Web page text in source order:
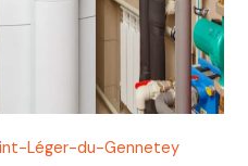
Léger-du-Gennetey